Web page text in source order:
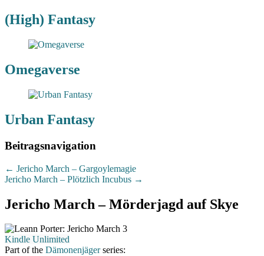
(High) Fantasy
Omegaverse
Urban Fantasy
Beitragsnavigation
← Jericho March – Gargoylemagie
Jericho March – Plötzlich Incubus →
Jericho March – Mörderjagd auf Skye
Kindle Unlimited
Part of the Dämonenjägerseries: